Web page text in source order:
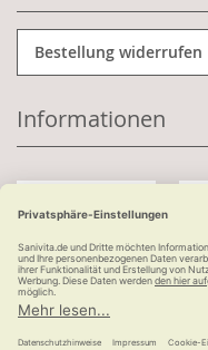
Bestellung widerrufen
Informationen
Kauf auf